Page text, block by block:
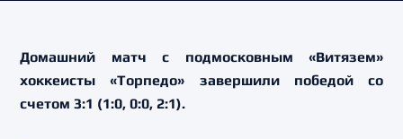
Домашний матч с подмосковным «Витязем»
хоккеисты «Торпедо» завершили победой со
счетом 3:1 (1:0, 0:0, 2:1).